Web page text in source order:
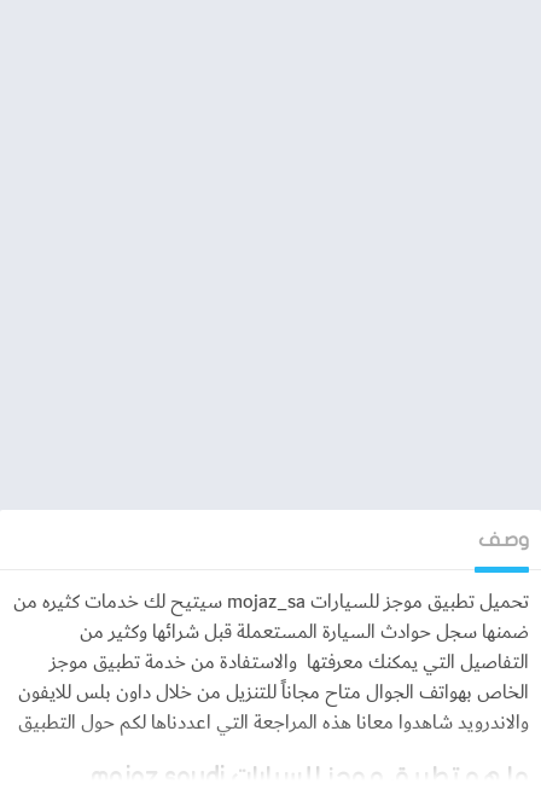
وصف
تحميل تطبيق موجز للسيارات mojaz_sa سيتيح لك خدمات كثيره من
ضمنها سجل حوادث السيارة المستعملة قبل شرائها وكثير من
التفاصيل التي يمكنك معرفتها والاستفادة من خدمة تطبيق موجز
الخاص بهواتف الجوال متاح مجاناً للتنزيل من خلال داون بلس للايفون
والاندرويد شاهدوا معانا هذه المراجعة التي اعددناها لكم حول التطبيق
ما هو تطبيق موجز للسيارات mojaz saudi